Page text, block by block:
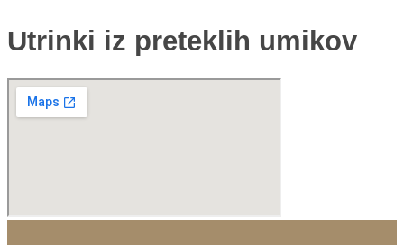
Utrinki iz preteklih umikov